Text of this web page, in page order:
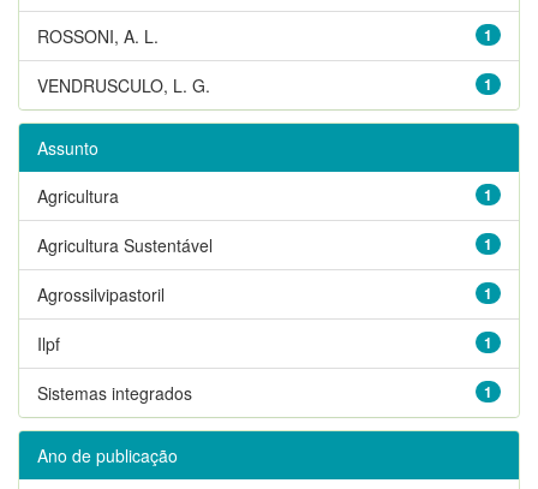
1
ROSSONI, A. L.
1
VENDRUSCULO, L. G.
Assunto
1
Agricultura
1
Agricultura Sustentável
1
Agrossilvipastoril
1
Ilpf
1
Sistemas integrados
Ano de publicação